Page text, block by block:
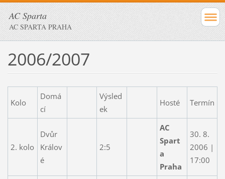
AC Sparta
AC SPARTA PRAHA
2006/2007
Kolo
Domá
cí
Výsled
ek
Hosté Termín
2. kolo
Dvůr
Králov
é
2:5
AC
Spart
a
Praha
30. 8.
2006 |
17:00